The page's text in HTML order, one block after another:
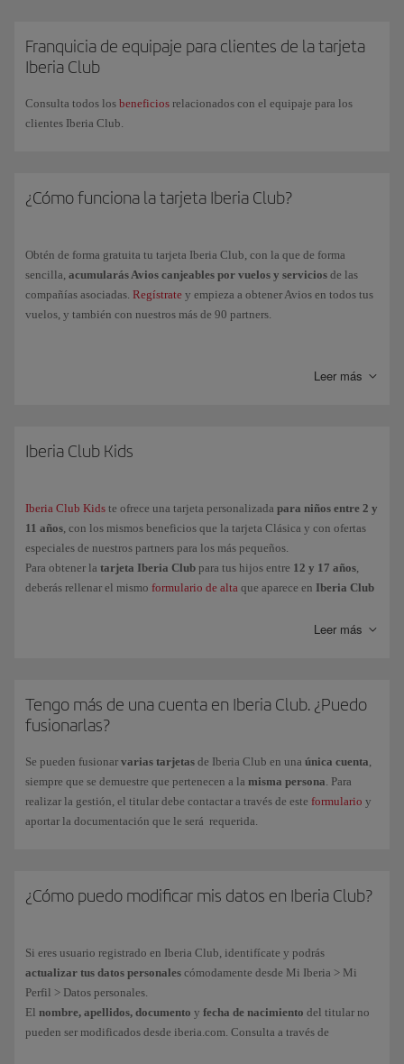
Accedea
quedará añadida a tu Smartphone. Ten en cuenta que para
Androides necesario tener instalado una
Wallet (o app instalada), de manera que puedas mostrar la tarjeta
Si cambia tu nivel Iberia Club, deberás volver a descargarte tu
nueva tarjeta accediendo a tu perfil desde nuestra app.
Franquicia de equipaje para clientes de la tarjeta
Iberia Club
Consulta todos los beneficios relacionados con el equipaje para los
clientes Iberia Club.
¿Cómo funciona la tarjeta Iberia Club?
Obtén de forma gratuita tu tarjeta Iberia Club, con la que de forma
sencilla, acumularás Avios canjeables por vuelos y servicios de las
compañías asociadas. Regístrate y empieza a obtener Avios en todos tus
vuelos, y también con nuestros más de 90 partners.
acceder a los niveles
Clásica
Platino
Infinita
ofrece una tarjeta personalizada con las mismas ventajas que el nivel
Clásica y con ofertas especiales de nuestros partners.
deberás rellenar el mismo formulario de alta que aparece en
Iberia Club
Kids
(necesario al ser menores de edad).
Leer más
Iberia Club Kids
Iberia Club Kids te ofrece una tarjeta personalizada para niños entre 2 y
11 años, con los mismos beneficios que la tarjeta Clásica y con ofertas
especiales de nuestros partners para los más pequeños.
Para obtener la tarjeta Iberia Club para tus hijos entre 12 y 17 años,
deberás rellenar el mismo formulario de alta que aparece en Iberia Club
Leer más
Tengo más de una cuenta en Iberia Club. ¿Puedo
fusionarlas?
Se pueden fusionar varias tarjetas de Iberia Club en una única cuenta,
siempre que se demuestre que pertenecen a la misma persona. Para
realizar la gestión, el titular debe contactar a través de este formulario y
aportar la documentación que le será requerida.
¿Cómo puedo modificar mis datos en Iberia Club?
Si eres usuario registrado en Iberia Club, identifícate y podrás
actualizar tus datos personales cómodamente desde Mi Iberia > Mi
Perfil > Datos personales.
El nombre, apellidos, documento y fecha de nacimiento del titular no
pueden ser modificados desde iberia.com. Consulta a través de